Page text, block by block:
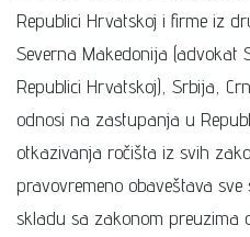
Republici Hrvatskoj i firme iz
Severna Makedonija (advokat
Republici Hrvatskoj), Srbija,
odnosi na zastupanja u
otkazivanja ročišta iz svih
pravovremeno obaveštava
skladu sa zakonom preuzima